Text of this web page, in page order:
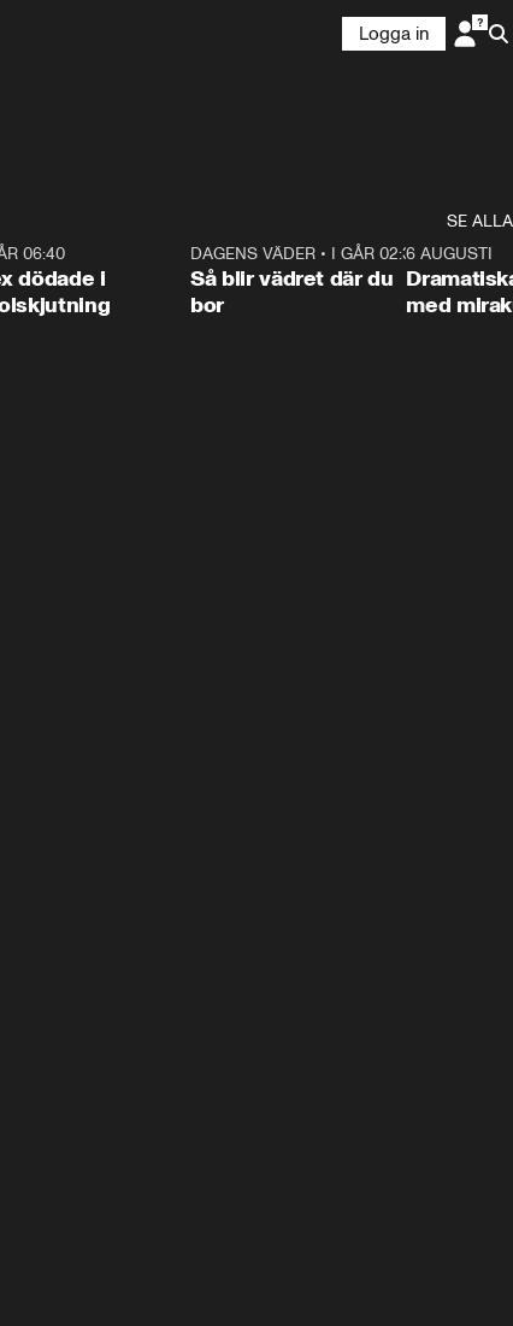
Logga in
SE ALLA
06:40
dödade i
1:06
DAGENS VÄDER • I GÅR 02:30
Så blir vädret där du
bor
6 AUGUSTI
med